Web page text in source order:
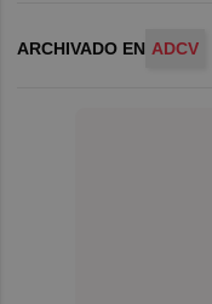
ARCHIVADO EN ADCV